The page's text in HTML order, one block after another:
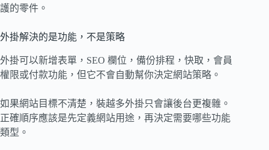
護的零件。
外掛解決的是功能，不是策略
外掛可以新增表單，SEO 欄位，備份排程，快取，會員
權限或付款功能，但它不會自動幫你決定網站策略。
如果網站目標不清楚，裝越多外掛只會讓後台更複雜。
正確順序應該是先定義網站用途，再決定需要哪些功能
類型。